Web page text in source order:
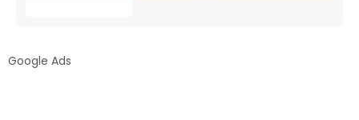
Google Ads